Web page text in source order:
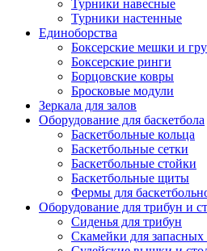
Турники навесные
Турники настенные
Единоборства
Боксерские мешки и
Боксерские ринги
Борцовские ковры
Бросковые модули
Зеркала для залов
Оборудование для баскетбола
Баскетбольные кольца
Баскетбольные сетки
Баскетбольные стойки
Баскетбольные щиты
Фермы для
Оборудование для трибун и
Сиденья для трибун
Скамейки для запасных